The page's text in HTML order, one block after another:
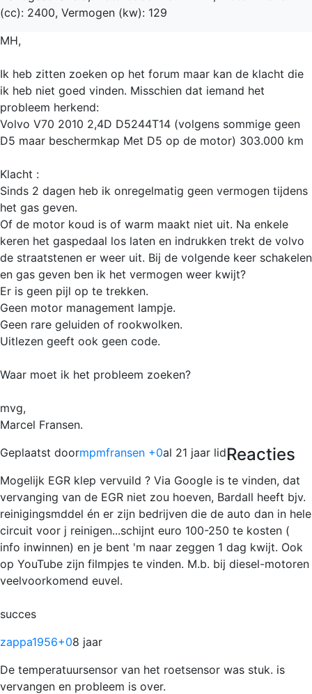
(cc): 2400, Vermogen (kw): 129
MH,
Ik heb zitten zoeken op het forum maar kan de klacht die
ik heb niet goed vinden. Misschien dat iemand het
probleem herkend:
Volvo V70 2010 2,4D D5244T14 (volgens sommige geen
D5 maar beschermkap Met D5 op de motor) 303.000 km
Klacht :
Sinds 2 dagen heb ik onregelmatig geen vermogen tijdens
het gas geven.
Of de motor koud is of warm maakt niet uit. Na enkele
keren het gaspedaal los laten en indrukken trekt de volvo
de straatstenen er weer uit. Bij de volgende keer schakelen
en gas geven ben ik het vermogen weer kwijt?
Er is geen pijl op te trekken.
Geen motor management lampje.
Geen rare geluiden of rookwolken.
Uitlezen geeft ook geen code.
Waar moet ik het probleem zoeken?
mvg,
Marcel Fransen.
Geplaatst doormpmfransen +0al 21 jaar lidReacties
Mogelijk EGR klep vervuild ? Via Google is te vinden, dat
vervanging van de EGR niet zou hoeven, Bardall heeft bjv.
reinigingsmddel én er zijn bedrijven die de auto dan in hele
circuit voor j reinigen...schijnt euro 100-250 te kosten (
info inwinnen) en je bent 'm naar zeggen 1 dag kwijt. Ook
op YouTube zijn filmpjes te vinden. M.b. bij diesel-motoren
veelvoorkomend euvel.
succes
zappa1956+08 jaar
De temperatuursensor van het roetsensor was stuk. is
vervangen en probleem is over.